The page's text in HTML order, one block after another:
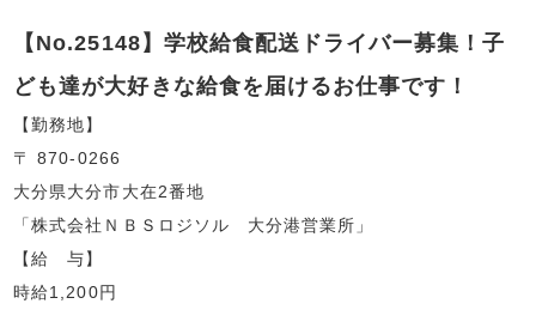
【No.25148】学校給食配送ドライバー募集！子
ども達が大好きな給食を届けるお仕事です！
【勤務地】
〒 870-0266
大分県大分市大在2番地
「株式会社ＮＢＳロジソル 大分港営業所」
【給 与】
時給1,200円